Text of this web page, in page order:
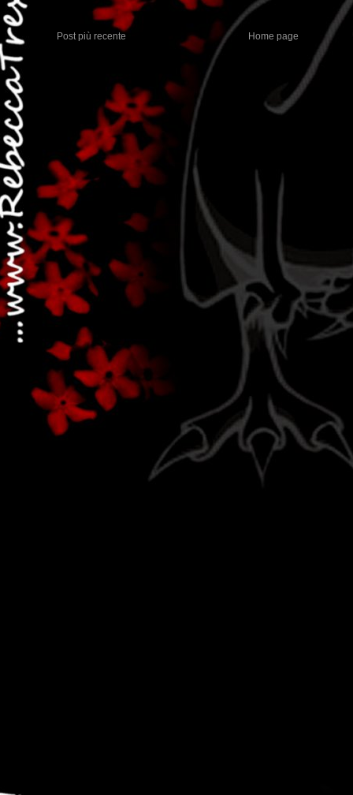
Post più recente Home page